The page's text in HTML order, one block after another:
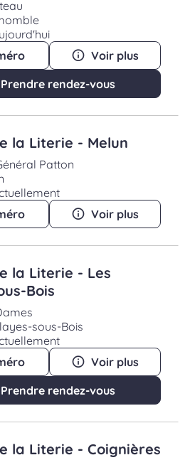
Voir plus
Prendre rendez-vous
la Literie - Melun
Patton
Voir plus
la Literie - Les
Bois
sous-Bois
Voir plus
Prendre rendez-vous
la Literie - Coignières